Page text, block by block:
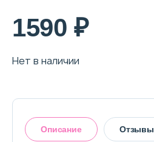
Доставка и оплата
Политика конфиденциальности
+7 (996) 962 69 66
1590 ₽
Нет в наличии
Описание Отзывы